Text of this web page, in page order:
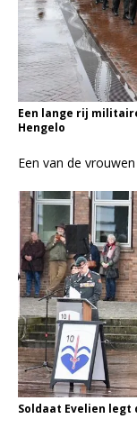
Een lange rij
Hengelo
Een van de
Soldaat Evelien legt